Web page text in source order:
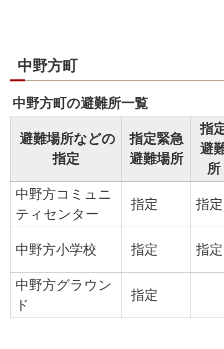
中野方町
中野方町の避難所一覧
避難場所などの
指定
指定緊急
避難場所
指
避
所
中野方コミュニ
ティセンター
指定 指
中野方小学校 指定 指定
中野方グラウン
ド
指定